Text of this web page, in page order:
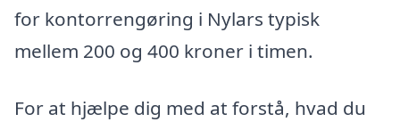
for kontorrengøring i Nylars typisk
mellem 200 og 400 kroner i timen.
For at hjælpe dig med at forstå, hvad du